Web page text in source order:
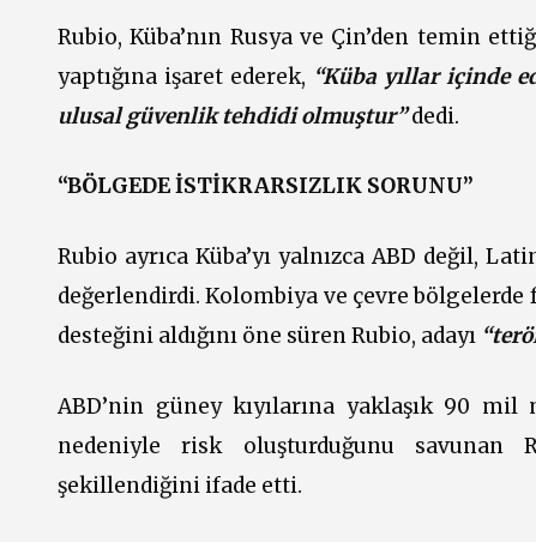
Rubio, Küba’nın Rusya ve Çin’den temin
yaptığına işaret ederek, “Küba yıllar içinde
ulusal güvenlik tehdidi olmuştur”dedi.
“BÖLGEDE İSTİKRARSIZLIK SORUNU”
Rubio ayrıca Küba’yı yalnızca ABD değil,
değerlendirdi. Kolombiya ve çevre
desteğini aldığını öne süren Rubio, adayı
ABD’nin güney kıyılarına yaklaşık 90
nedeniyle risk oluşturduğunu savunan
şekillendiğini ifade etti.